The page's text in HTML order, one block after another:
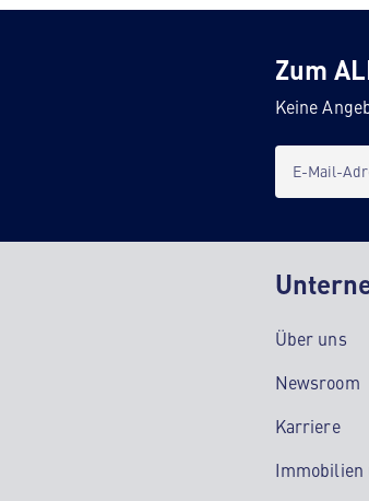
Zum
Keine
E-Mail-
Über uns
Newsroom
Karriere
Immobilien